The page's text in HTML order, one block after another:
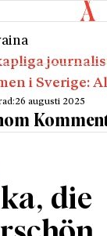
i Sverige:
26 augusti 2025
die